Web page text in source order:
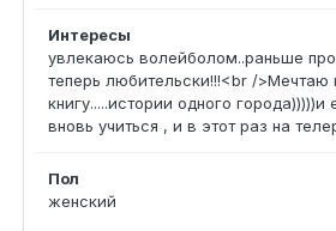
Интересы
увлекаюсь волейболом..раньше
теперь любительски!!!<br />Мечтаю
книгу.....истории одного города)))))и
вновь учиться , и в этот раз на
Пол
женский